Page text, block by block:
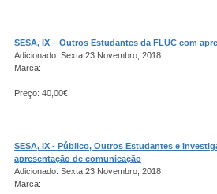
SESA, IX – Outros Estudantes da FLUC com
Adicionado: Sexta 23 Novembro, 2018
Marca:
Preço: 40,00€
SESA, IX - Público, Outros Estudantes e
apresentação de comunicação
Adicionado: Sexta 23 Novembro, 2018
Marca: